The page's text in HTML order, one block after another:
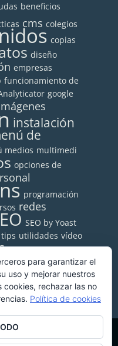
beneficios
cms colegios
copias
diseño
empresas
funcionamiento de
google
instalación
de
medios multimedi
opciones de
programación
redes
SEO by Yoast
tips utilidades vídeo
· construido con el
para garantizar el
uso y mejorar nuestros
cookies, rechazar las no
Política de cookies